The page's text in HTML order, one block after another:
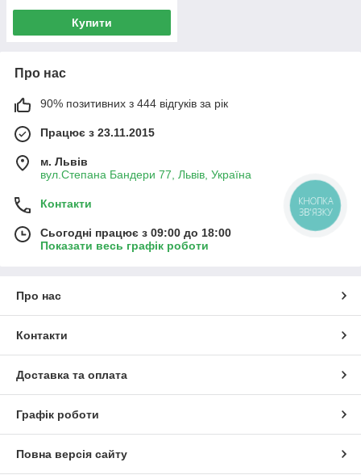
Купити
Про нас
90% позитивних з 444 відгуків за рік
Працює з 23.11.2015
м. Львів
вул.Степана Бандери 77, Львів, Україна
Контакти
Сьогодні працює з 09:00 до 18:00
Показати весь графік роботи
Про нас
Контакти
Доставка та оплата
Графік роботи
Повна версія сайту
КНОПКА
ЗВ'ЯЗКУ